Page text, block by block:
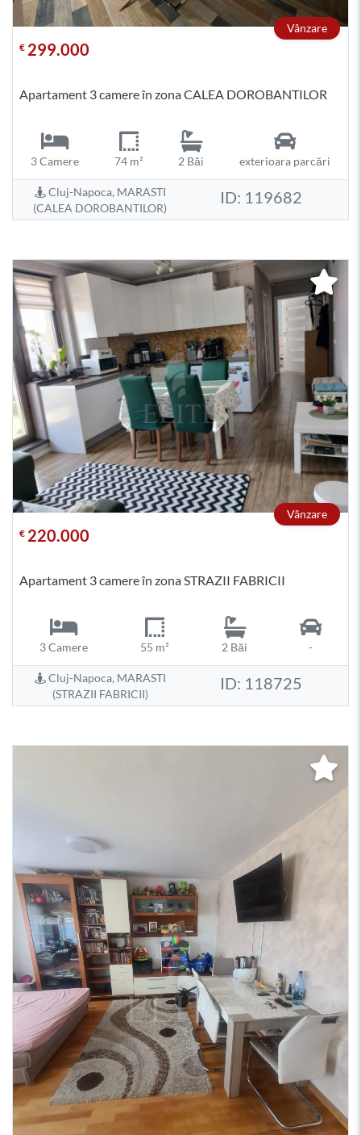
Vânzare
€ 299.000
Apartament 3 camere în zona CALEA DOROBANTILOR
3 Camere 74 m² 2 Băi exterioara parcări
Cluj-Napoca, MARASTI
(CALEA DOROBANTILOR)
ID: 119682
Vânzare
€ 220.000
Apartament 3 camere în zona STRAZII FABRICII
3 Camere 55 m² 2 Băi -
Cluj-Napoca, MARASTI
(STRAZII FABRICII)
ID: 118725